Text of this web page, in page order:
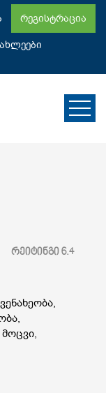
რეგისტრაცია
6.4